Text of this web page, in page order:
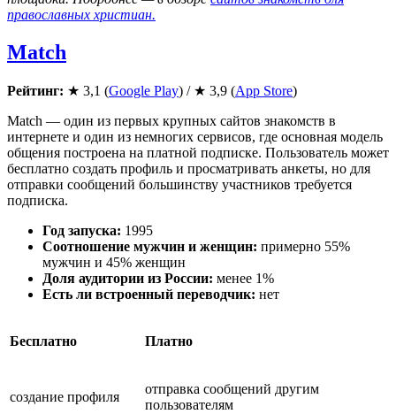
православных христиан.
Match
Рейтинг: ★ 3,1 (Google Play) / ★ 3,9 (App Store)
Match — один из первых крупных сайтов знакомств в
интернете и один из немногих сервисов, где основная модель
общения построена на платной подписке. Пользователь может
бесплатно создать профиль и просматривать анкеты, но для
отправки сообщений большинству участников требуется
подписка.
Год запуска: 1995
Соотношение мужчин и женщин: примерно 55%
мужчин и 45% женщин
Доля аудитории из России: менее 1%
Есть ли встроенный переводчик: нет
Бесплатно Платно
создание профиля
отправка сообщений другим
пользователям